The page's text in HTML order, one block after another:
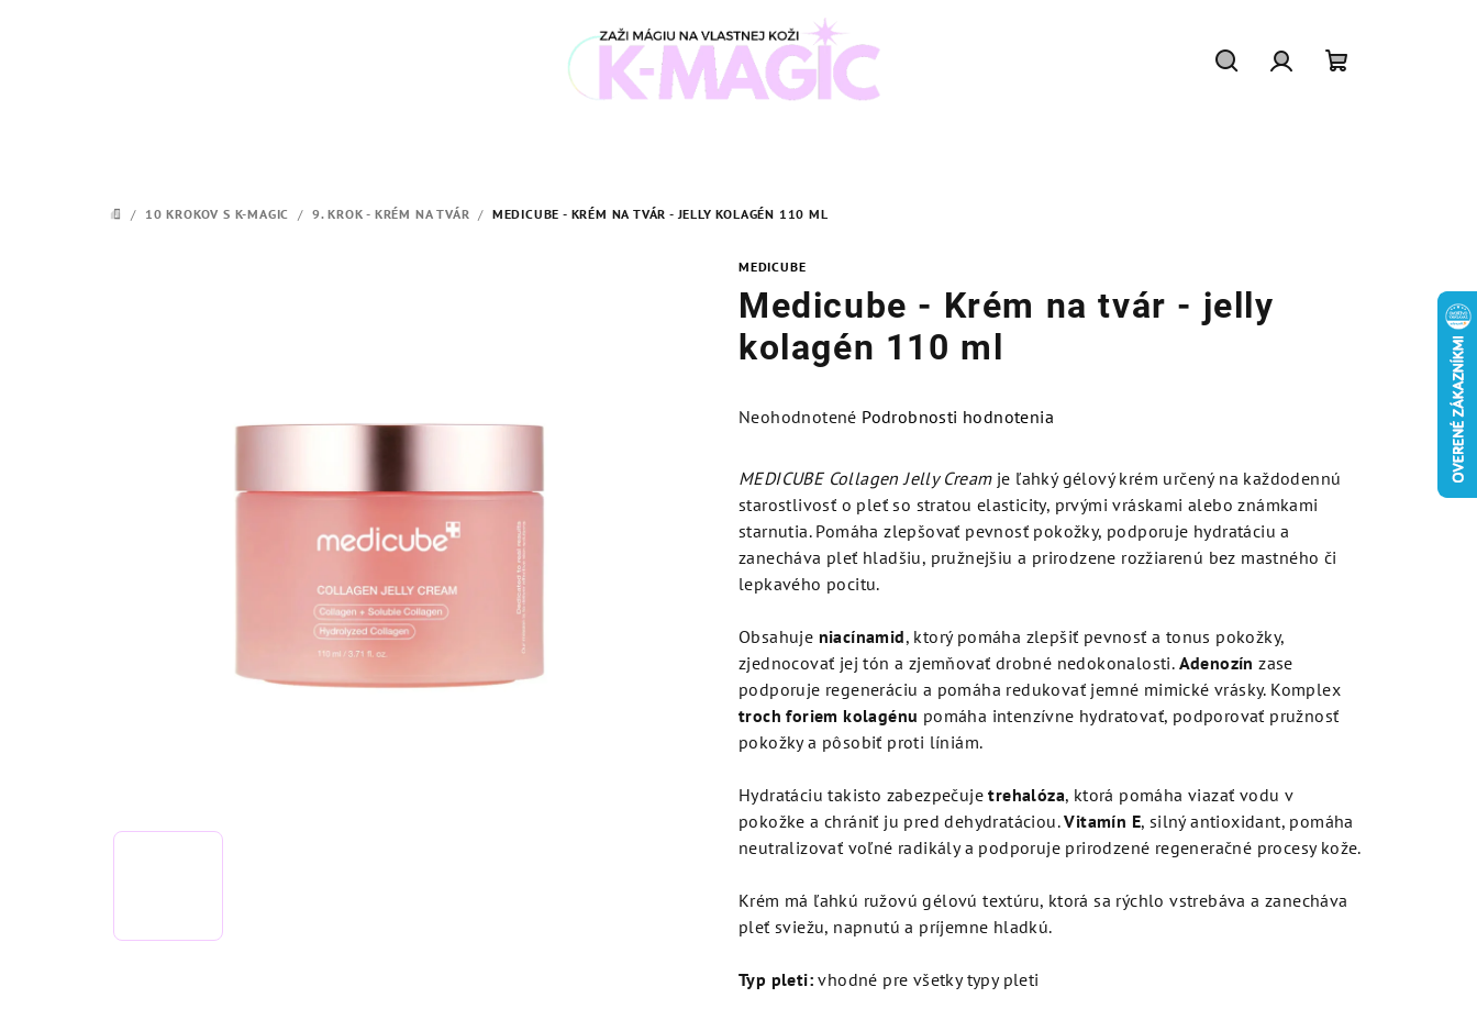
DOMOV
/ 10 KROKOV S K-MAGIC / 9. KROK - KRÉM NA TVÁR / MEDICUBE - KRÉM NA TVÁR - JELLY KOLAGÉN 110 ML
MEDICUBE
Medicube - Krém na tvár - jelly
kolagén 110 ml
Priemerné
produktu
je
0,0
5
hviezdičiek.
Neohodnotené Podrobnosti hodnotenia
MEDICUBE Collagen Jelly Creamje ľahký gélový krém určený na každodennú
starostlivosť o pleť so stratou elasticity, prvými vráskami alebo známkami
starnutia. Pomáha zlepšovať pevnosť pokožky, podporuje hydratáciu a
zanecháva pleť hladšiu, pružnejšiu a prirodzene rozžiarenú bez mastného či
lepkavého pocitu.
Obsahuje niacínamid, ktorý pomáha zlepšiť pevnosť a tonus pokožky,
zjednocovať jej tón a zjemňovať drobné nedokonalosti. Adenozín zase
podporuje regeneráciu a pomáha redukovať jemné mimické vrásky. Komplex
troch foriem kolagénu pomáha intenzívne hydratovať, podporovať pružnosť
pokožky a pôsobiť proti líniám.
Hydratáciu takisto zabezpečujetrehalóza, ktorá pomáha viazať vodu v
pokožke a chrániť ju pred dehydratáciou.Vitamín E, silný antioxidant, pomáha
neutralizovať voľné radikály a podporuje prirodzené regeneračné procesy kože.
Krém má ľahkú ružovú gélovú textúru, ktorá sa rýchlo vstrebáva a zanecháva
pleť sviežu, napnutú a príjemne hladkú.
Typ pleti: vhodné pre všetky typy pleti